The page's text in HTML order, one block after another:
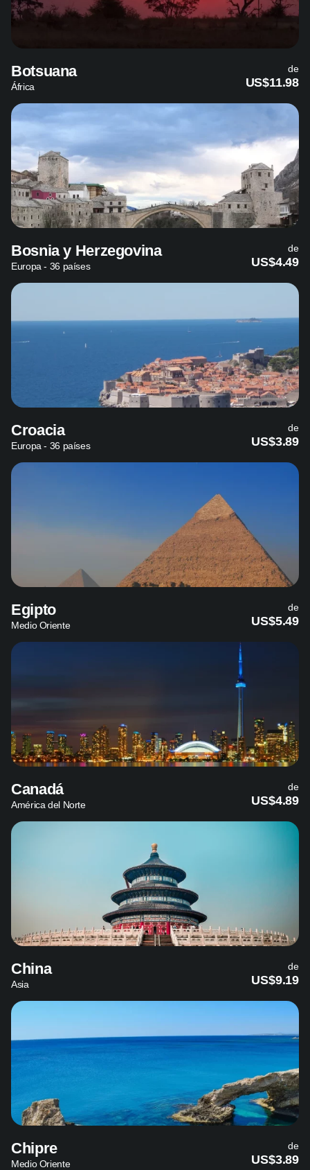
Botsuana
África
de
US$11.98
Bosnia y Herzegovina
Europa - 36 países
de
US$4.49
Croacia
Europa - 36 países
de
US$3.89
Egipto
Medio Oriente
de
US$5.49
Canadá
América del Norte
de
US$4.89
China
Asia
de
US$9.19
Chipre
Medio Oriente
de
US$3.89